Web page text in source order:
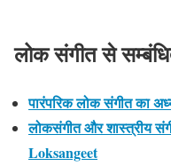
लोक संगीत से
पारंपरिक लोक संगीत का
लोकसंगीत और शास्त्रीय
Loksangeet